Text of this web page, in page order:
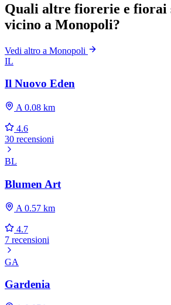
Quali altre fiorerie e fiorai
vicino a Monopoli?
Vedi altro a Monopoli
IL
Il Nuovo Eden
A 0.08 km
4.6
30 recensioni
BL
Blumen Art
A 0.57 km
4.7
7 recensioni
GA
Gardenia